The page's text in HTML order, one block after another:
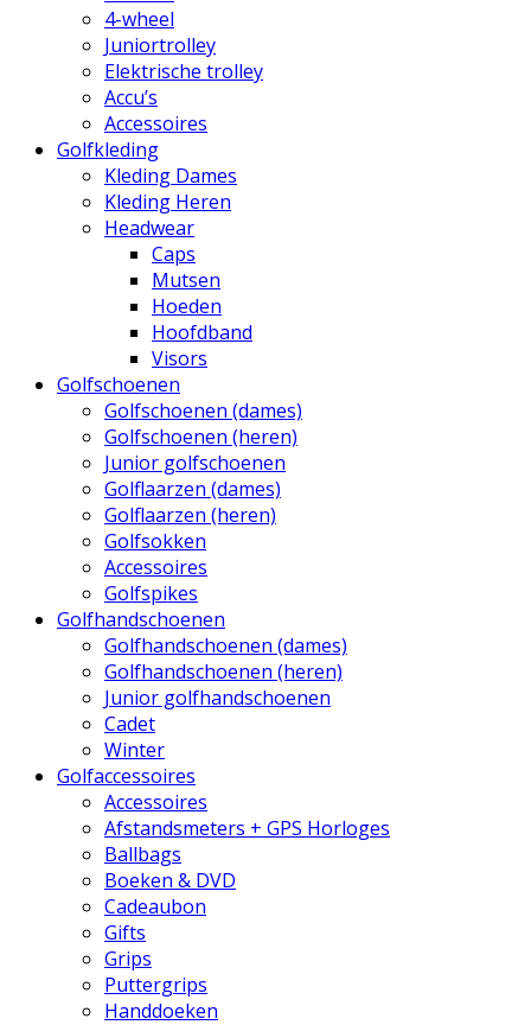
4-wheel
Juniortrolley
Elektrische trolley
Accu’s
Accessoires
Golfkleding
Kleding Dames
Kleding Heren
Headwear
Caps
Mutsen
Hoeden
Hoofdband
Visors
Golfschoenen
Golfschoenen (dames)
Golfschoenen (heren)
Junior golfschoenen
Golflaarzen (dames)
Golflaarzen (heren)
Golfsokken
Accessoires
Golfspikes
Golfhandschoenen
Golfhandschoenen (dames)
Golfhandschoenen (heren)
Junior golfhandschoenen
Cadet
Winter
Golfaccessoires
Accessoires
Afstandsmeters + GPS Horloges
Ballbags
Boeken & DVD
Cadeaubon
Gifts
Grips
Puttergrips
Handdoeken